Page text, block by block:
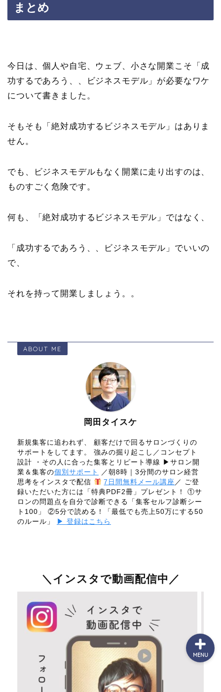
まとめ
今日は、個人や自宅、ウェブ、小さな開業こそ「成
功するであろう、、ビジネスモデル」が必要なワケ
について書きました。
そもそも「絶対成功するビジネスモデル」はありま
せん。
でも、ビジネスモデルもなく開業に走り出すのは、
ものすごく危険です。
何も、「絶対成功するビジネスモデル」ではなく、
「成功するであろう、、ビジネスモデル」でいいの
で、
それを持って開業しましょう。。
ABOUT ME
岡田タイスケ
新規集客に追われず、 顧客だけで回るサロンづくりの
サポートをしてます。 強みの掘り起こし／コンセプト
設計 ・その人に合った集客とリピート導線 ▶サロン開
業＆集客の個別サポート
／朝8時｜3分間のサロン経営
思考をインスタで配信
7日間無料メール講座 ／ ご登
録いただいた方には「特典PDF2冊」プレゼント！ ①サ
ロンの問題点を自分で診断できる「集客セルフ診断シー
ト100」 ②5分で読める！「最低でも売上50万にする50
のルール」
▶ 登録はこちら
＼インスタで動画配信中／
MENU
７日間無料メール講座